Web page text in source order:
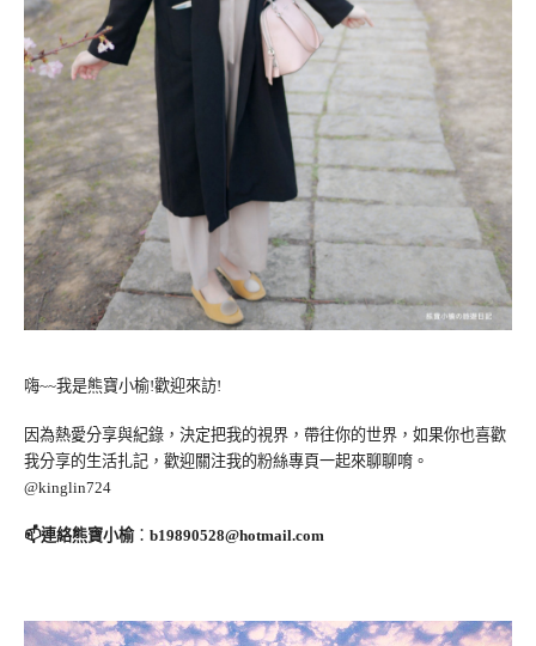
嗨~~我是熊寶小榆!歡迎來訪!
因為熱愛分享與紀錄，決定把我的視界，帶往你的世界，如果你也喜歡
我分享的生活扎記，歡迎關注我的粉絲專頁一起來聊聊唷。
@kinglin724
📫連絡熊寶小榆： b19890528@hotmail.com